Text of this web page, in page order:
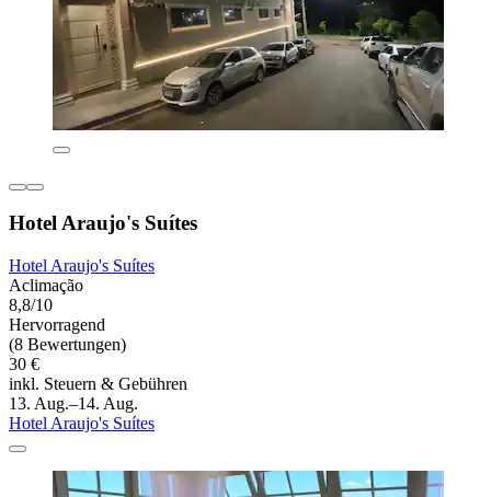
Hotel Araujo's Suítes
Hotel Araujo's Suítes
Aclimação
8,8/10
Hervorragend
(8 Bewertungen)
30 €
inkl. Steuern & Gebühren
13. Aug.–14. Aug.
Hotel Araujo's Suítes